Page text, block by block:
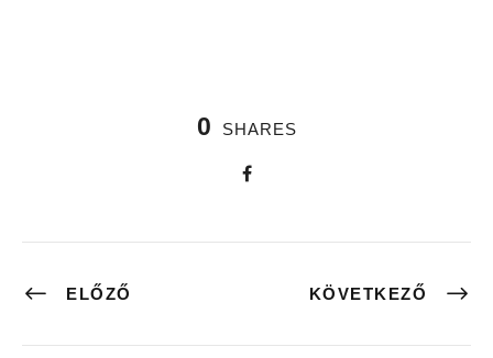
0 SHARES
ELŐZŐ KÖVETKEZŐ